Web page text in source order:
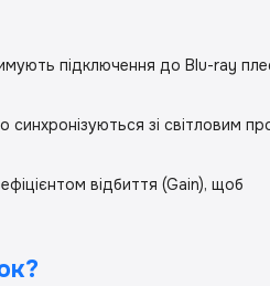
підключення до Blu-ray
синхронізуються зі світловим
відбиття (Gain), щоб